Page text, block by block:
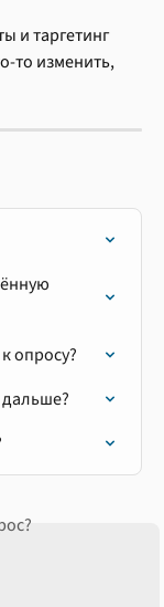
и таргетинг
то изменить,
опросу?
дальше?